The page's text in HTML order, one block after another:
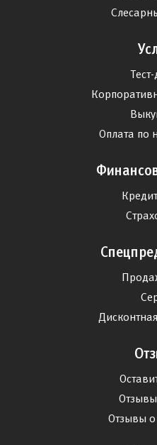
Оплата по
Отзывы